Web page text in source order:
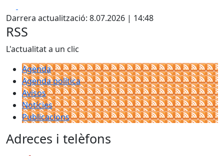
+
−
Darrera actualització: 8.07.2026 | 14:48
RSS
L'actualitat a un clic
Agenda
Agenda política
Avisos
Notícies
Publicacions
Adreces i telèfons